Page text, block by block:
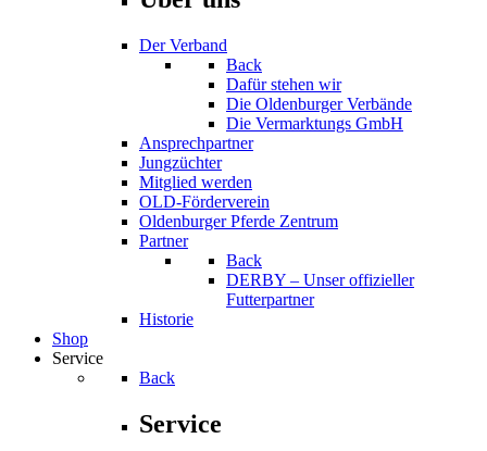
Der Verband
Back
Dafür stehen wir
Die Oldenburger Verbände
Die Vermarktungs GmbH
Ansprechpartner
Jungzüchter
Mitglied werden
OLD-Förderverein
Oldenburger Pferde Zentrum
Partner
Back
DERBY – Unser offizieller
Futterpartner
Historie
Shop
Service
Back
Service